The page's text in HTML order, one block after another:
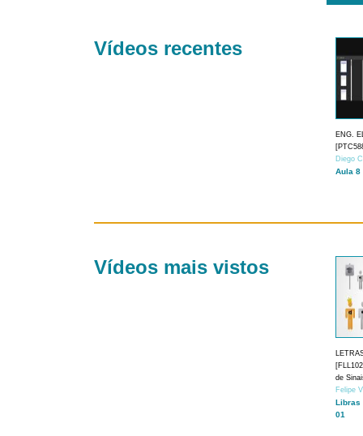
Vídeos recentes
ENG.
Diego
Aula 8
Vídeos mais vistos
de
Felipe
Libras
01